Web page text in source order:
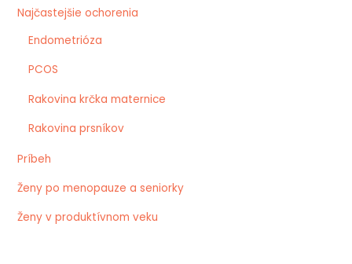
Najčastejšie ochorenia
Endometrióza
PCOS
Rakovina krčka maternice
Rakovina prsníkov
Príbeh
Ženy po menopauze a seniorky
Ženy v produktívnom veku